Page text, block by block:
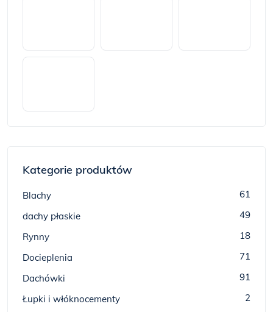
Kategorie produktów
Blachy
61
dachy płaskie
49
Rynny
18
Docieplenia
71
Dachówki
91
Łupki i włóknocementy
2